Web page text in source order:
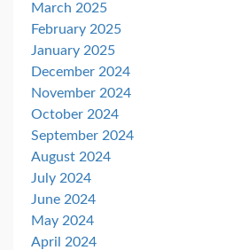
March 2025
February 2025
January 2025
December 2024
November 2024
October 2024
September 2024
August 2024
July 2024
June 2024
May 2024
April 2024